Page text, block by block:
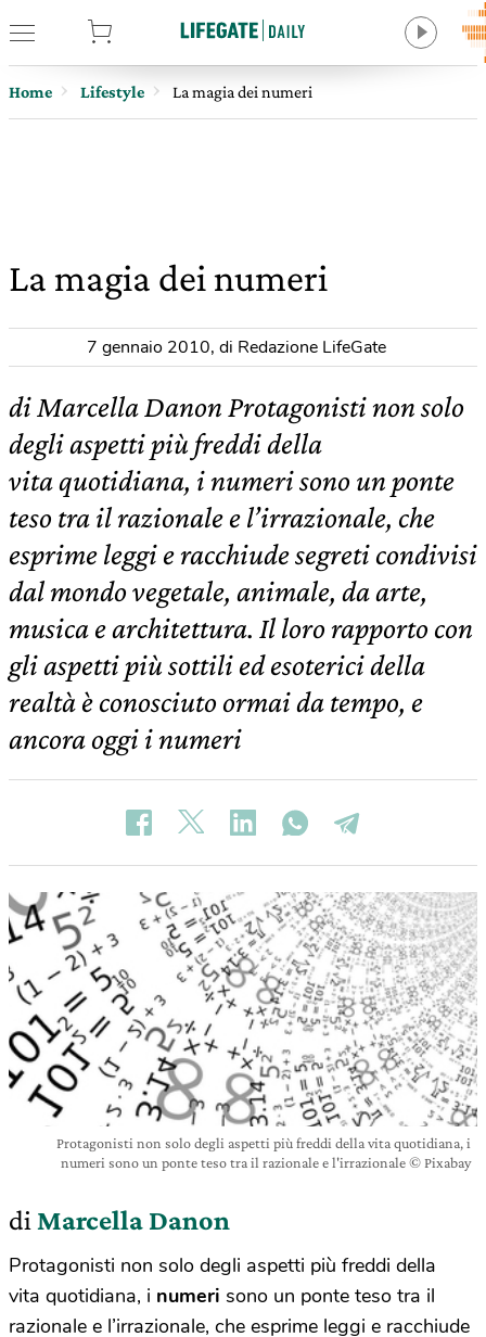
Home Lifestyle La magia dei numeri
La magia dei numeri
7 gennaio 2010, di Redazione LifeGate
di Marcella Danon Protagonisti non solo
degli aspetti più freddi della
vita quotidiana, i numeri sono un ponte
teso tra il razionale e l’irrazionale, che
esprime leggi e racchiude segreti condivisi
dal mondo vegetale, animale, da arte,
musica e architettura. Il loro rapporto con
gli aspetti più sottili ed esoterici della
realtà è conosciuto ormai da tempo, e
ancora oggi i numeri
Protagonisti non solo degli aspetti più freddi della vita quotidiana, i
numeri sono un ponte teso tra il razionale e l'irrazionale © Pixabay
diMarcella Danon
Protagonisti non solo degli aspetti più freddi della
vita quotidiana, i numeri sono un ponte teso tra il
razionale e l’irrazionale, che esprime leggi e racchiude